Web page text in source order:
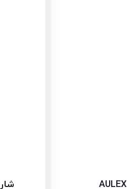
کابل شارژ تایپ سی فست شارژ AULEX